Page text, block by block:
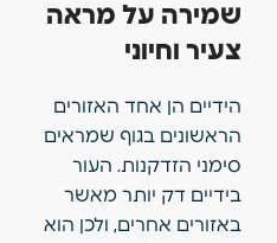
שמירה על מראה
צעיר וחיוני
הידיים הן אחד האזורים
הראשונים בגוף שמראים
סימני הזדקנות. העור
בידיים דק יותר מאשר
באזורים אחרים, ולכן הוא